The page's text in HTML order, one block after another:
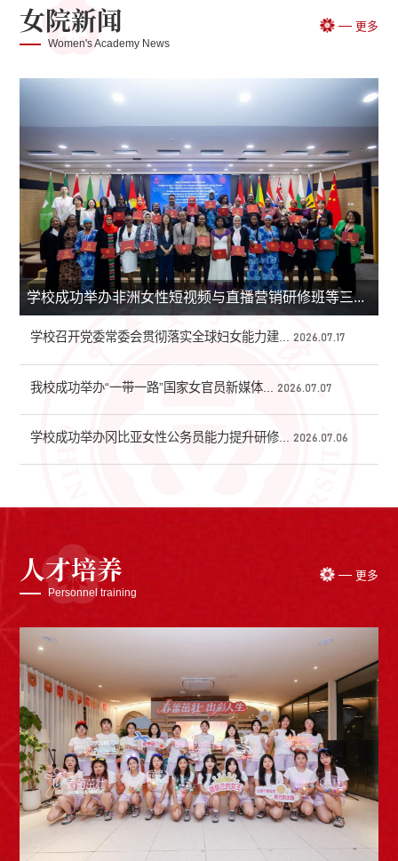
女院新闻
Women's Academy News
更多
学校成功举办非洲女性短视频与直播营销研修班等三...
学校召开党委常委会贯彻落实全球妇女能力建... 2026.07.17
我校成功举办“一带一路”国家女官员新媒体... 2026.07.07
学校成功举办冈比亚女性公务员能力提升研修... 2026.07.06
人才培养
Personnel training
更多